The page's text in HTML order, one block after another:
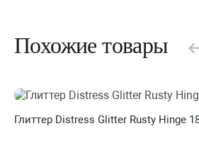
Похожие товары
Глиттер Distress Glitter Rusty Hinge